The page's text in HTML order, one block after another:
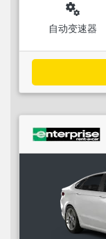
miscellaneous_services
自动变速器